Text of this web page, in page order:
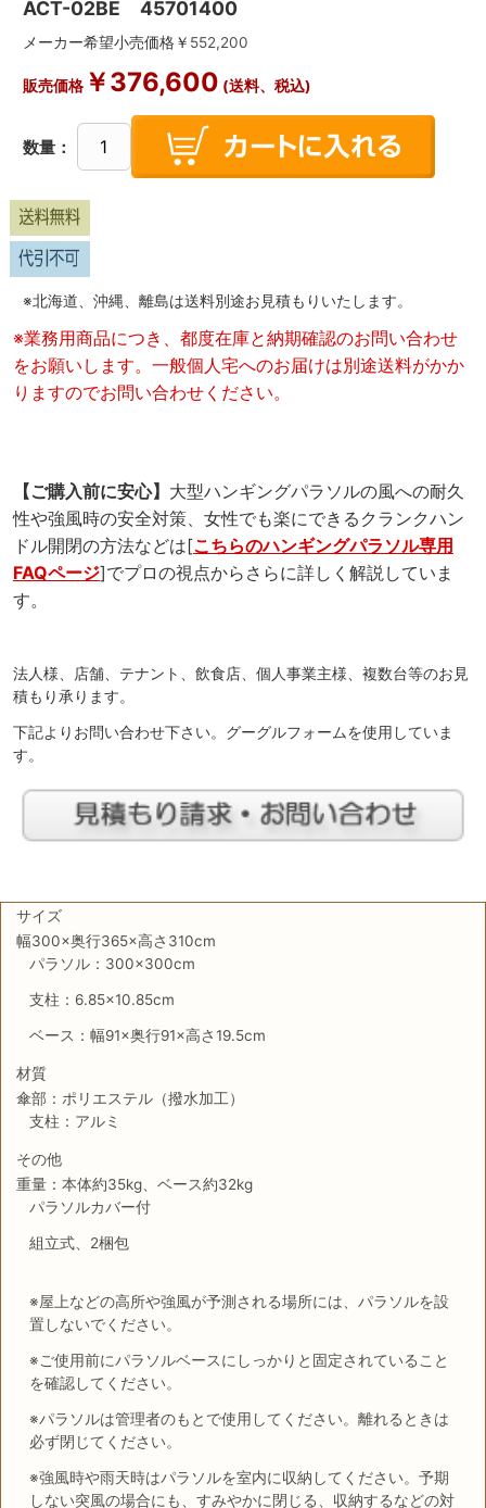
ACT-02BE 45701400
メーカー希望小売価格￥ 552,200
販売価格￥376,600 (送料、税込)
数量：
※北海道、沖縄、離島は送料別途お見積もりいたします。
※業務用商品につき、都度在庫と納期確認のお問い合わせ
をお願いします。一般個人宅へのお届けは別途送料がかか
りますのでお問い合わせください。
【ご購入前に安心】 大型ハンギングパラソルの風への耐久
性や強風時の安全対策、女性でも楽にできるクランクハン
ドル開閉の方法などは[こちらのハンギングパラソル専用
FAQページ]でプロの視点からさらに詳しく解説していま
す。
法人様、店舗、テナント、飲食店、個人事業主様、複数台等のお見
積もり承ります。
下記よりお問い合わせ下さい。グーグルフォームを使用していま
す。
サイズ
幅300×奥行365×高さ310cm
パラソル：300×300cm
支柱：6.85×10.85cm
ベース：幅91×奥行91×高さ19.5cm
材質
傘部：ポリエステル（撥水加工）
支柱：アルミ
その他
重量：本体約35kg、ベース約32kg
パラソルカバー付
組立式、2梱包
※屋上などの高所や強風が予測される場所には、パラソルを設
置しないでください。
※ご使用前にパラソルベースにしっかりと固定されていること
を確認してください。
※パラソルは管理者のもとで使用してください。離れるときは
必ず閉じてください。
※強風時や雨天時はパラソルを室内に収納してください。予期
しない突風の場合にも、すみやかに閉じる、収納するなどの対